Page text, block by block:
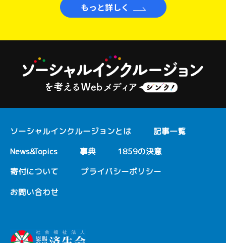
もっと詳しく
ソーシャルインクルージョンとは
記事一覧
News&Topics
事典
1859の決意
寄付について
プライバシーポリシー
お問い合わせ